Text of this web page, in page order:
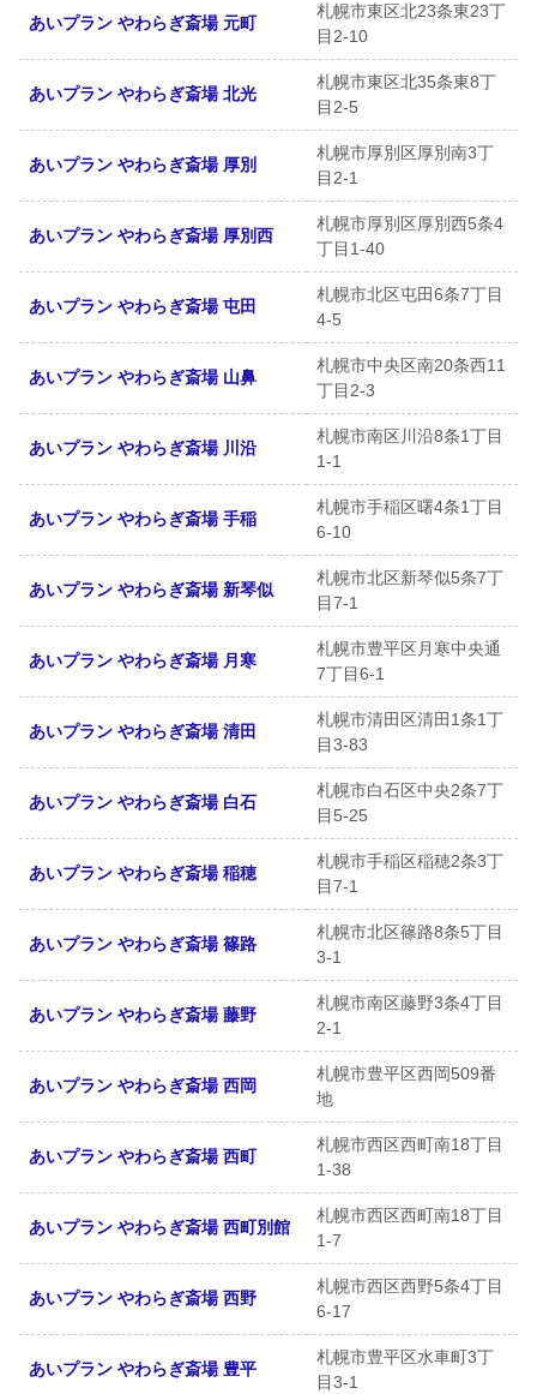
あいプラン やわらぎ斎場 元町
札幌市東区北23条東23丁
目2-10
あいプラン やわらぎ斎場 北光
札幌市東区北35条東8丁
目2-5
あいプラン やわらぎ斎場 厚別
札幌市厚別区厚別南3丁
目2-1
あいプラン やわらぎ斎場 厚別西
札幌市厚別区厚別西5条4
丁目1-40
あいプラン やわらぎ斎場 屯田
札幌市北区屯田6条7丁目
4-5
あいプラン やわらぎ斎場 山鼻
札幌市中央区南20条西11
丁目2-3
あいプラン やわらぎ斎場 川沿
札幌市南区川沿8条1丁目
1-1
あいプラン やわらぎ斎場 手稲
札幌市手稲区曙4条1丁目
6-10
あいプラン やわらぎ斎場 新琴似
札幌市北区新琴似5条7丁
目7-1
あいプラン やわらぎ斎場 月寒
札幌市豊平区月寒中央通
7丁目6-1
あいプラン やわらぎ斎場 清田
札幌市清田区清田1条1丁
目3-83
あいプラン やわらぎ斎場 白石
札幌市白石区中央2条7丁
目5-25
あいプラン やわらぎ斎場 稲穂
札幌市手稲区稲穂2条3丁
目7-1
あいプラン やわらぎ斎場 篠路
札幌市北区篠路8条5丁目
3-1
あいプラン やわらぎ斎場 藤野
札幌市南区藤野3条4丁目
2-1
あいプラン やわらぎ斎場 西岡
札幌市豊平区西岡509番
地
あいプラン やわらぎ斎場 西町
札幌市西区西町南18丁目
1-38
あいプラン やわらぎ斎場 西町別館
札幌市西区西町南18丁目
1-7
あいプラン やわらぎ斎場 西野
札幌市西区西野5条4丁目
6-17
あいプラン やわらぎ斎場 豊平
札幌市豊平区水車町3丁
目3-1